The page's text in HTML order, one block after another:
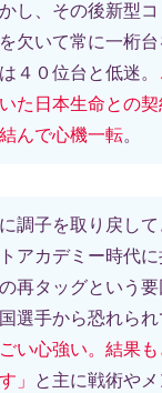
し、その後新型
欠いて常に一桁
４０位台と低迷。
た日本生命との
んで心機一転。
調子を取り戻して
アカデミー時代
再タッグという
選手から恐れら
ごい心強い。結果
」
と主に戦術や